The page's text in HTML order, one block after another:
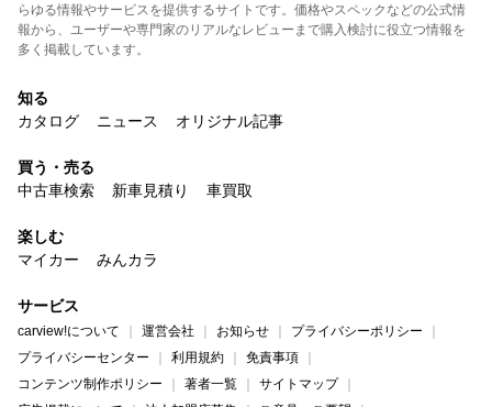
らゆる情報やサービスを提供するサイトです。価格やスペックなどの公式情
報から、ユーザーや専門家のリアルなレビューまで購入検討に役立つ情報を
多く掲載しています。
知る
カタログ
ニュース オリジナル記事
買う・売る
中古車検索
新車見積り 車買取
楽しむ
マイカー
みんカラ
サービス
carview!について 運営会社 お知らせ
プライバシーポリシー
プライバシーセンター
利用規約
免責事項
コンテンツ制作ポリシー
著者一覧
サイトマップ